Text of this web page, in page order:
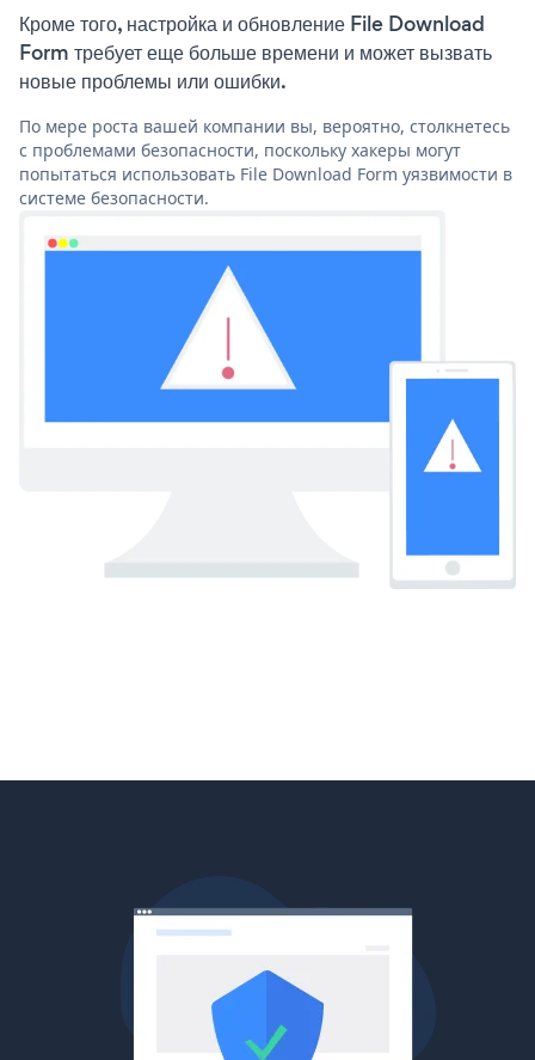
Кроме того, настройка и обновление File Download
Form требует еще больше времени и может вызвать
новые проблемы или ошибки.
По мере роста вашей компании вы, вероятно, столкнетесь
с проблемами безопасности, поскольку хакеры могут
попытаться использовать File Download Form уязвимости в
системе безопасности.